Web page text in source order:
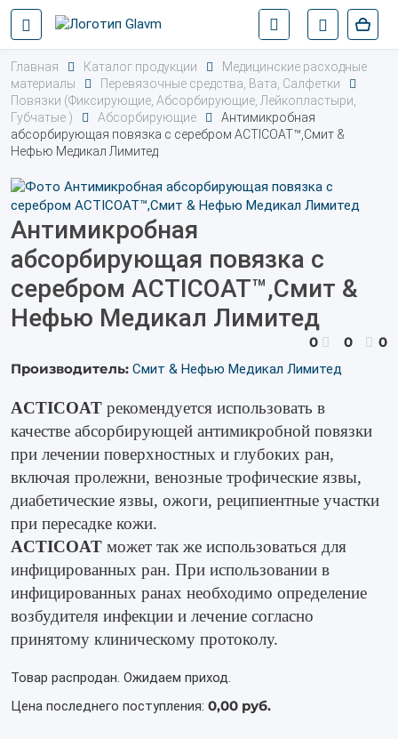
Главная Каталог продукции
Медицинские расходные
материалы
Перевязочные средства, Вата, Салфетки
Повязки (Фиксирующие, Абсорбирующие, Лейкопластыри,
Губчатые )
Абсорбирующие
Антимикробная
абсорбирующая повязка с серебром ACTICOAT™,Смит &
Нефью Медикал Лимитед
Антимикробная
абсорбирующая повязка с
серебром ACTICOAT™,Смит &
Нефью Медикал Лимитед
0 0
0
Производитель: Смит & Нефью Медикал Лимитед
ACTICOAT рекомендуется использовать в
качестве абсорбирующей антимикробной повязки
при лечении поверхностных и глубоких ран,
включая пролежни, венозные трофические язвы,
диабетические язвы, ожоги, реципиентные участки
при пересадке кожи.
ACTICOAT может так же использоваться для
инфицированных ран. При использовании в
инфицированных ранах необходимо определение
возбудителя инфекции и лечение согласно
принятому клиническому протоколу.
Товар распродан. Ожидаем приход.
Цена последнего поступления: 0,00 руб.